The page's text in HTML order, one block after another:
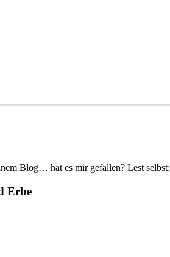
Blog… hat es mir gefallen? Lest selbst:
Erbe